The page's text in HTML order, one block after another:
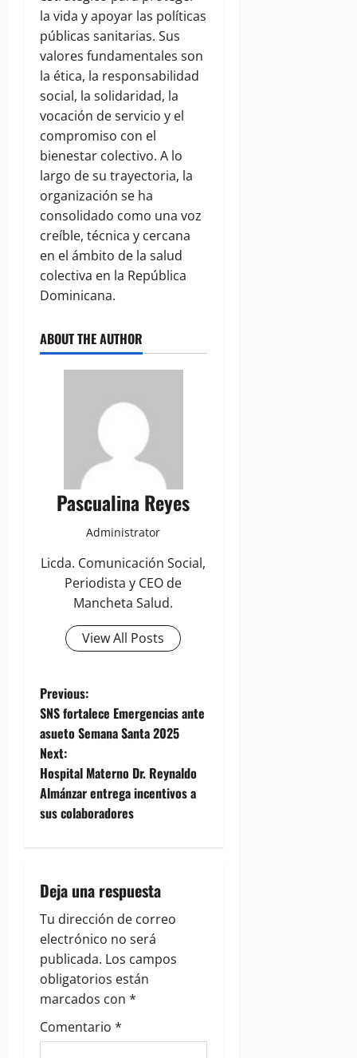
la vida y apoyar las políticas
públicas sanitarias. Sus
valores fundamentales son
la ética, la responsabilidad
social, la solidaridad, la
vocación de servicio y el
compromiso con el
bienestar colectivo. A lo
largo de su trayectoria, la
organización se ha
consolidado como una voz
creíble, técnica y cercana
en el ámbito de la salud
colectiva en la República
Dominicana.
ABOUT THE AUTHOR
Pascualina Reyes
Administrator
Licda. Comunicación Social,
Periodista y CEO de
Mancheta Salud.
View All Posts
P
o
s
t
v
i
g
a
t
Previous:
SNS fortalece Emergencias ante
asueto Semana Santa 2025
Next:
Hospital Materno Dr. Reynaldo
Almánzar entrega incentivos a
sus colaboradores
Deja una respuesta
Tu dirección de correo
electrónico no será
publicada. Los campos
obligatorios están
marcados con *
Comentario *